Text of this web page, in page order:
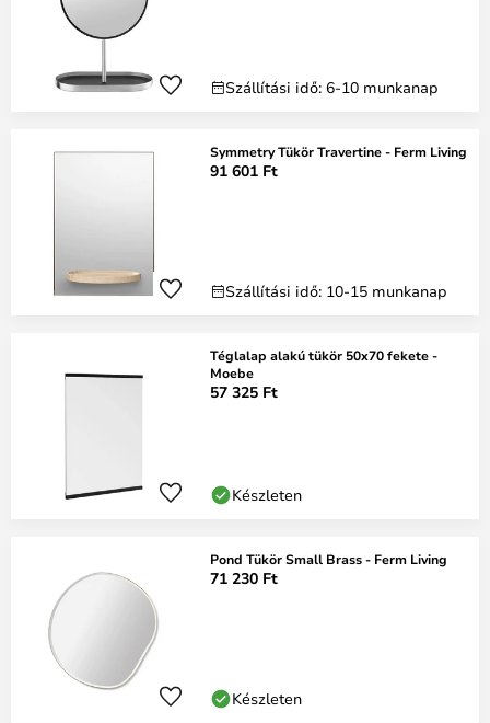
Szállítási idő: 6-10 munkanap
Symmetry Tükör Travertine - Ferm Living
91 601 Ft
Szállítási idő: 10-15 munkanap
Téglalap alakú tükör 50x70 fekete -
Moebe
57 325 Ft
Készleten
Pond Tükör Small Brass - Ferm Living
71 230 Ft
Készleten